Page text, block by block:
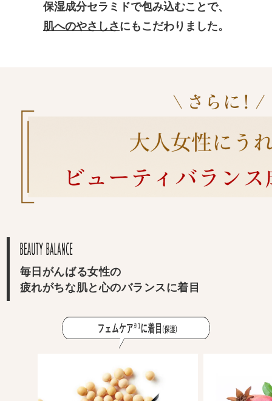
保湿成分セラミドで包み込むことで、
肌へのやさしさ にもこだわりました。
毎日がんばる女性の
疲れがちな肌と心のバランスに着目